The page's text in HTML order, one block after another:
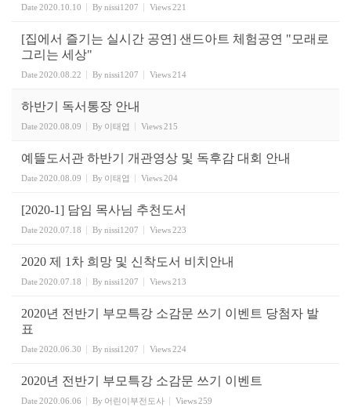
Date2020.10.10 By nissi1207 Views221
[집에서 즐기는 실시간 공연] 샌드아트 체험공연 "모래로
그리는 세상"
Date2020.08.22 By nissi1207 Views214
하반기 독서통장 안내
Date2020.08.09 By 이태엽 Views215
예뜰도서관 하반기 개관영상 및 독후감 대회 안내
Date2020.08.09 By 이태엽 Views204
[2020-1] 담임 목사님 추천도서
Date2020.07.18 By nissi1207 Views223
2020 제 1차 희망 및 신착도서 비치안내
Date2020.07.18 By nissi1207 Views213
2020년 전반기 부모특강 소감문 쓰기 이벤트 당첨자 발
표
Date2020.06.30 By nissi1207 Views224
2020년 전반기 부모특강 소감문 쓰기 이벤트
Date2020.06.06 By 어린이부전도사 Views259